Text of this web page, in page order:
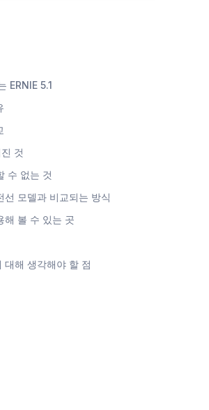
ERNIE 5.1
것
수 없는 것
선 모델과 비교되는 방식
해 볼 수 있는 곳
대해 생각해야 할 점